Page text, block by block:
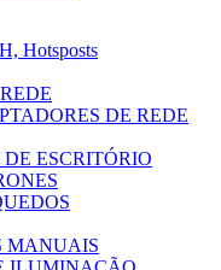
Hotsposts
DE REDE
ESCRITÓRIO
MANUAIS